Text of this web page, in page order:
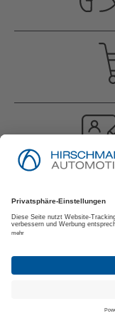
Impressum
Lieferanten |